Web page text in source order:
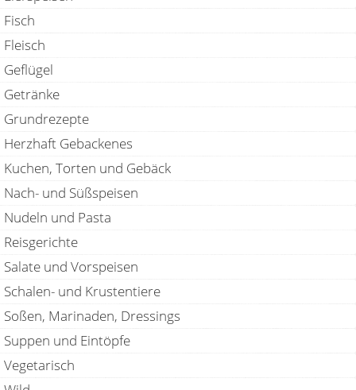
Fisch
Fleisch
Geflügel
Getränke
Grundrezepte
Herzhaft Gebackenes
Kuchen, Torten und Gebäck
Nach- und Süßspeisen
Nudeln und Pasta
Reisgerichte
Salate und Vorspeisen
Schalen- und Krustentiere
Soßen, Marinaden, Dressings
Suppen und Eintöpfe
Vegetarisch